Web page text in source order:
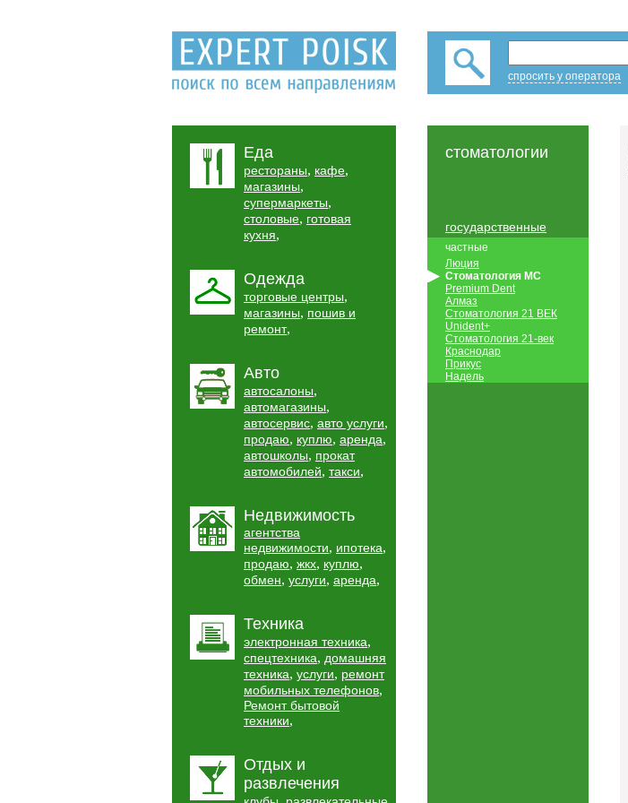
спросить у оператора
Еда
рестораны, кафе,
магазины,
супермаркеты,
столовые, готовая
кухня,
Одежда
торговые центры,
магазины, пошив и
ремонт,
Авто
автосалоны,
автомагазины,
автосервис, авто услуги,
продаю, куплю, аренда,
автошколы, прокат
автомобилей, такси,
Недвижимость
агентства
недвижимости, ипотека,
продаю, жкх, куплю,
обмен, услуги, аренда,
Техника
электронная техника,
спецтехника, домашняя
техника, услуги, ремонт
мобильных телефонов,
Ремонт бытовой
техники,
Отдых и
развлечения
стоматологии
государственные
частные
Люция
Стоматология МС
Premium Dent
Алмаз
Стоматология 21 ВЕК
Unident+
Стоматология 21-век
Краснодар
Прикус
Надель